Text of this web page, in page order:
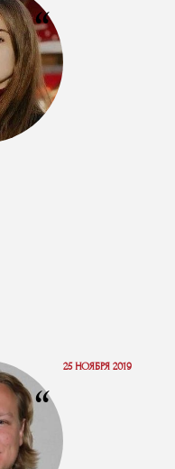
“
“
25 НОЯБРЯ 2019